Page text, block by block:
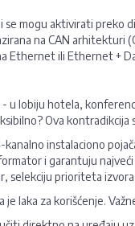
se mogu aktivirati preko
na CAN arhitekturi
Ethernet ili Ethernet +
u lobiju hotela,
Ova kontradikcija
instalaciono
i garantuju
selekciju prioriteta izvora
je laka za korišćenje.